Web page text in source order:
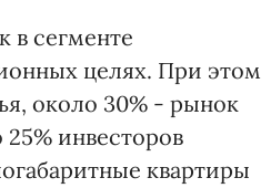
в сегменте
целях. При этом
около 30% - рынок
инвесторов
квартиры